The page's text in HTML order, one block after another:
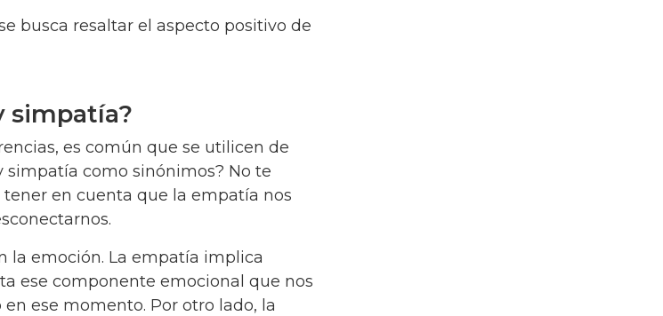
busca resaltar el aspecto positivo de
simpatía?
es común que se utilicen de
como sinónimos? No te
en cuenta que la empatía nos
la emoción. La empatía implica
ese componente emocional que nos
ese momento. Por otro lado, la